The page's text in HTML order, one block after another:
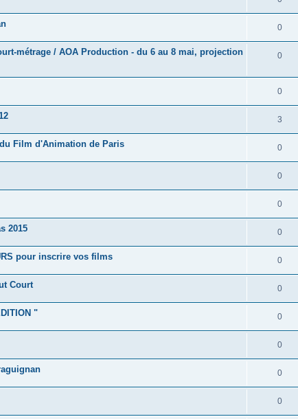
0
métrage / AOA Production - du 6 au 8 mai, projection
0
0
3
Film d'Animation de Paris 0
0
0
2015 0
pour inscrire vos films 0
Court 0
" 0
0
0
0